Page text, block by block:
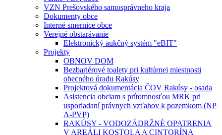
VZN Prešovského samosprávneho kraja
Dokumenty obce
Interné smernice obce
Verejné obstarávanie
Elektronický aukčný systém "eBIT"
Projekty
OBNOV DOM
Bezbariérové toalety pri kultúrnej miestnosti
obecného úradu Rakúsy
Projektová dokumentácia ČOV Rakúsy - osada
Asistencia obciam s prítomnosťou MRK pri
usporiadaní právnych vzťahov k pozemkom (NP
A-PVP)
RAKÚSY - VODOZÁDRŽNÉ OPATRENIA
V AREÁLI KOSTOLA A CINTORÍNA